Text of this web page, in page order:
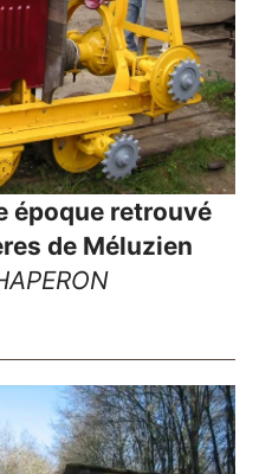
époque retrouvé
de Méluzien